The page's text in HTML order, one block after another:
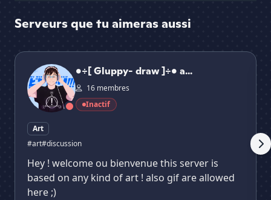
Serveurs que tu aimeras aussi
•÷[ Gluppy- draw ]÷• art community
•÷[ Gluppy- draw ]÷• a...
16 membres
Inactif
Art
#art#discussion
Hey ! welcome ou bienvenue this server is
based on any kind of art ! also gif are allowed
here ;)